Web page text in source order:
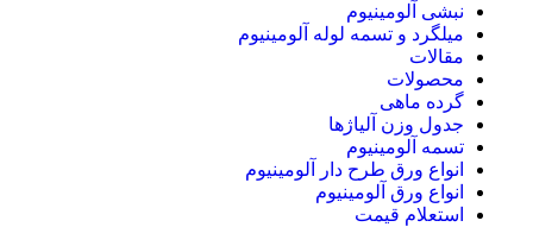
نبشی آلومینیوم
میلگرد و تسمه لوله آلومینیوم
مقالات
محصولات
گرده ماهی
جدول وزن آلیاژها
تسمه آلومینیوم
انواع ورق طرح دار آلومینیوم
انواع ورق آلومینیوم
استعلام قیمت